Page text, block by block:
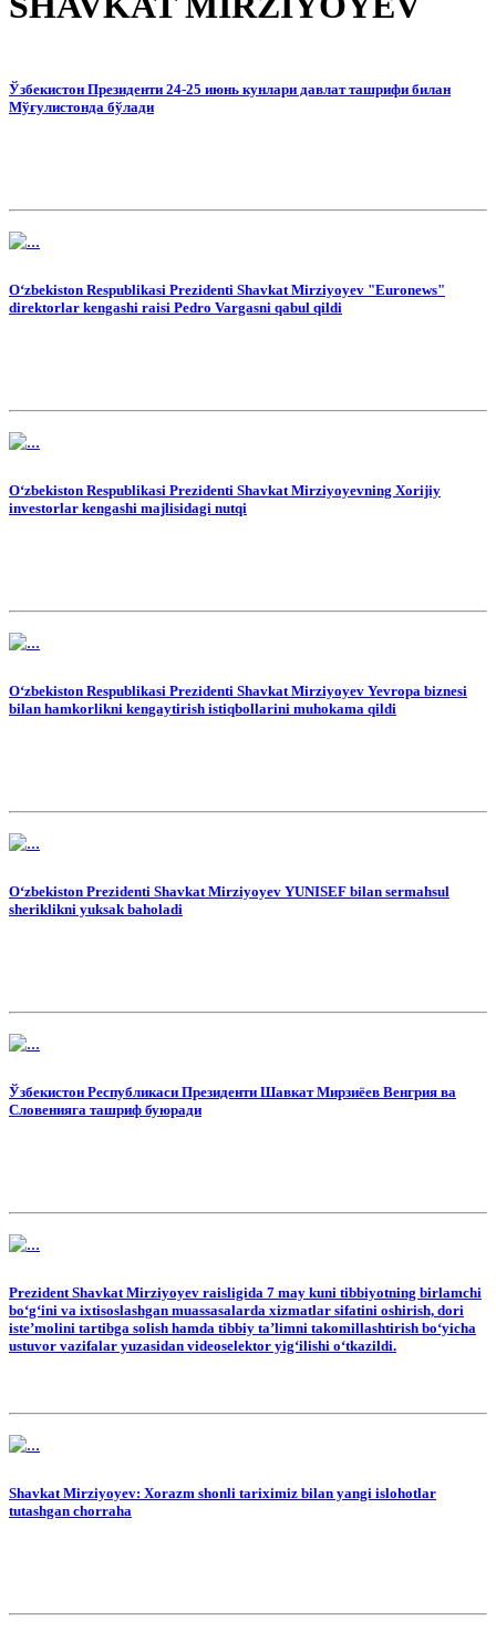
Ўзбекистон Президенти 24-25 июнь кунлари давлат ташрифи билан
Мўғулистонда бўлади
O‘zbekiston Respublikasi Prezidenti Shavkat Mirziyoyev "Euronews"
direktorlar kengashi raisi Pedro Vargasni qabul qildi
O‘zbekiston Respublikasi Prezidenti Shavkat Mirziyoyevning Xorijiy
investorlar kengashi majlisidagi nutqi
O‘zbekiston Respublikasi Prezidenti Shavkat Mirziyoyev Yevropa biznesi
bilan hamkorlikni kengaytirish istiqbollarini muhokama qildi
O‘zbekiston Prezidenti Shavkat Mirziyoyev YUNISEF bilan sermahsul
sheriklikni yuksak baholadi
Ўзбекистон Республикаси Президенти Шавкат Мирзиёев Венгрия ва
Словенияга ташриф буюради
Prezident Shavkat Mirziyoyev raisligida 7 may kuni tibbiyotning birlamchi
bo‘g‘ini va ixtisoslashgan muassasalarda xizmatlar sifatini oshirish, dori
iste’molini tartibga solish hamda tibbiy ta’limni takomillashtirish bo‘yicha
ustuvor vazifalar yuzasidan videoselektor yig‘ilishi o‘tkazildi.
Shavkat Mirziyoyev: Xorazm shonli tariximiz bilan yangi islohotlar
tutashgan chorraha